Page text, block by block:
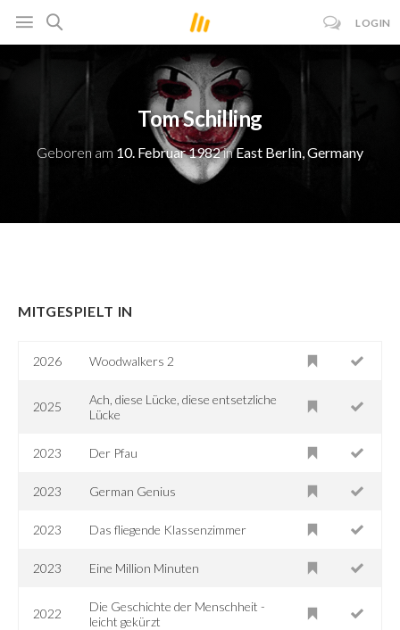
LOGIN
Tom Schilling
Geboren am 10. Februar 1982inEast Berlin, Germany
MITGESPIELT IN
2026 Woodwalkers 2
2025
Ach, diese Lücke, diese entsetzliche
Lücke
2023 Der Pfau
2023 German Genius
2023 Das fliegende Klassenzimmer
2023 Eine Million Minuten
2022
Die Geschichte der Menschheit -
leicht gekürzt